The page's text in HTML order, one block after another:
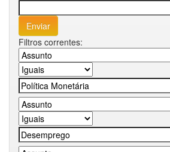
Filtros correntes: